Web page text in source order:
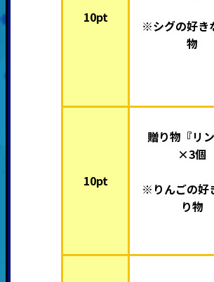
10pt
※シグの好き
物
10pt
贈り物『リン
×3個
※りんごの好
り物